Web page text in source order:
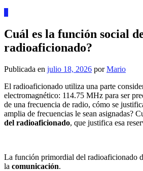
Cuál es la función social
radioaficionado?
Publicada en julio 18, 2026 porMario
El radioaficionado utiliza una parte
electromagnético: 114.75 MHz para ser
de una frecuencia de radio, cómo se
amplia de frecuencias le sean asignadas?
del radioaficionado, que justifica esa
La función primordial del radioaficionado
la comunicación.